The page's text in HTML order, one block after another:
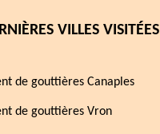
VILLES VISITÉES
de gouttières Canaples
de gouttières Vron